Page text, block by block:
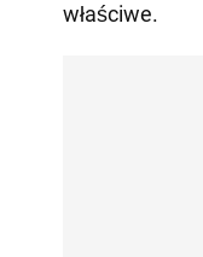
właściwe.